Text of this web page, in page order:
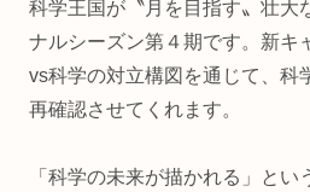
科学王国が〝月を目指す〟壮大
ナルシーズン第４期です。新キ
vs科学の対立構図を通じて、科
再確認させてくれます。
「科学の未来が描かれる」と